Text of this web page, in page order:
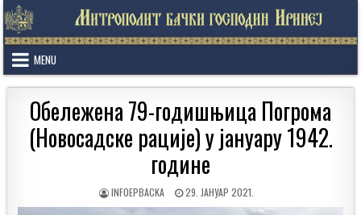
Skip
to
content
MENU
Обележена 79-годишњица Погрома
(Новосадске рације) у јануару 1942.
године
AUTHOR:
INFOEPBACKA
PUBLISHED
DATE:
29. ЈАНУАР 2021.